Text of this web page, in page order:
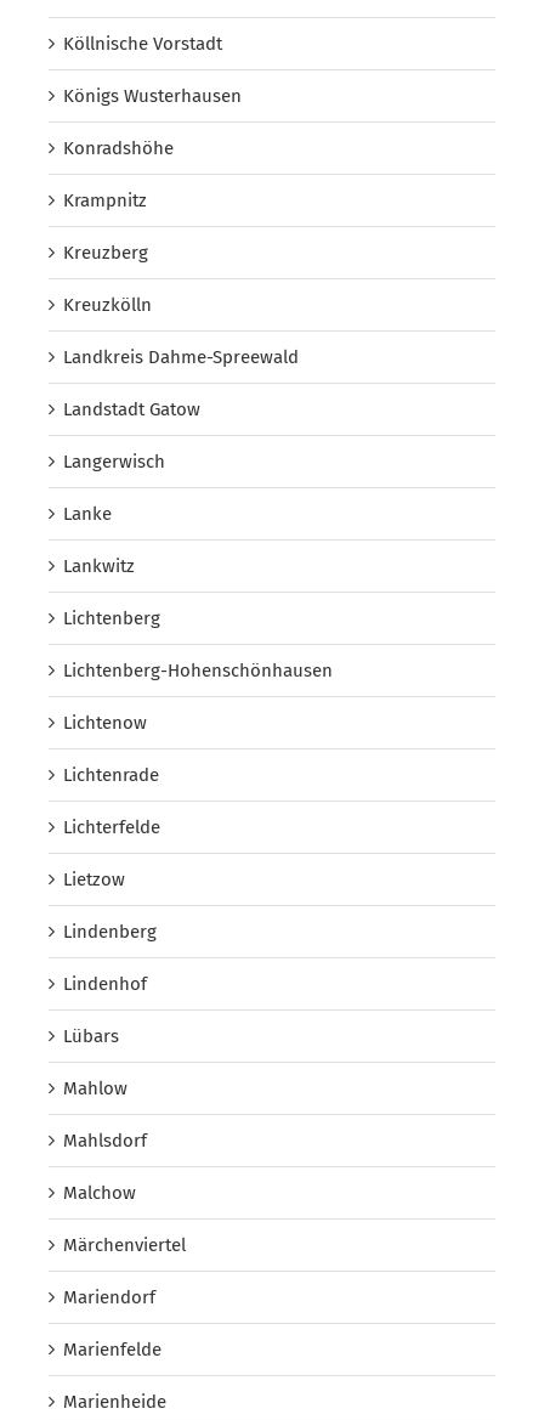
Köllnische Vorstadt
Königs Wusterhausen
Konradshöhe
Krampnitz
Kreuzberg
Kreuzkölln
Landkreis Dahme-Spreewald
Landstadt Gatow
Langerwisch
Lanke
Lankwitz
Lichtenberg
Lichtenberg-Hohenschönhausen
Lichtenow
Lichtenrade
Lichterfelde
Lietzow
Lindenberg
Lindenhof
Lübars
Mahlow
Mahlsdorf
Malchow
Märchenviertel
Mariendorf
Marienfelde
Marienheide